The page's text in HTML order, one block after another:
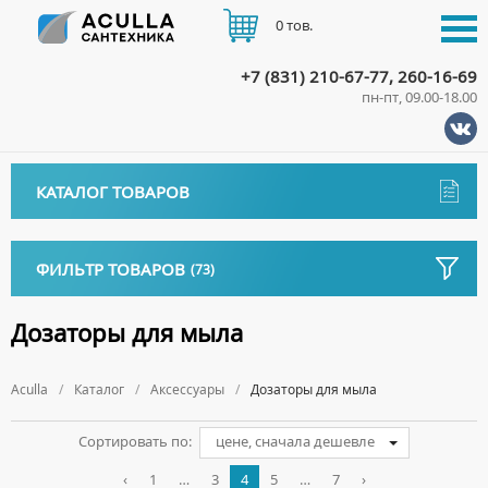
Дозаторы для мыла
Aculla Каталог Аксессуары Дозаторы для мыла
Сортировать по:
цене, сначала дешевле
‹
1 … 3 4 5 … 7 ›
КАТАЛОГ ТОВАРОВ
Аксессуары
ДОЗАТОРЫ ДЛЯ МЫЛА
ЕРШИКИ
МЫЛЬНИЦЫ
ПОЛОТЕНЦЕДЕРЖАТЕЛИ
ФИЛЬТР ТОВАРОВ (73)
Бренд
+7 (831) 210-67-77, 260-16-69
пн-пт, 09.00-18.00
0 тов.